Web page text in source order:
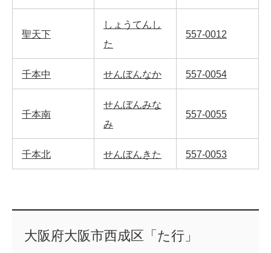
聖天下
しょうてんし
た
557-0012
千本中 せんぼんなか 557-0054
千本南
せんぼんみな
み
557-0055
千本北 せんぼんきた 557-0053
大阪府大阪市西成区「た行」